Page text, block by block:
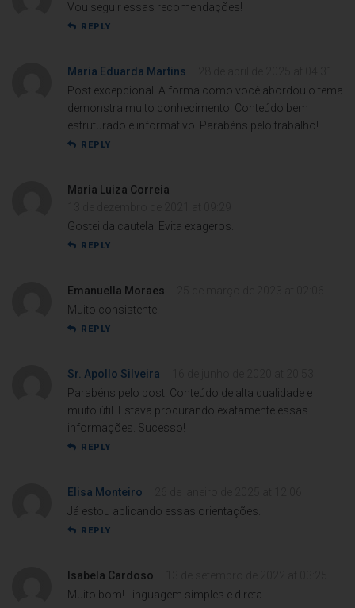
Vou seguir essas recomendações!
REPLY
Maria Eduarda Martins
Post excepcional! A forma como você abordou o tema
demonstra muito conhecimento. Conteúdo bem
estruturado e informativo. Parabéns pelo trabalho!
REPLY
Maria Luiza Correia
Gostei da cautela! Evita exageros.
REPLY
Emanuella Moraes
Muito consistente!
REPLY
Sr. Apollo Silveira
Parabéns pelo post! Conteúdo de alta qualidade e
muito útil. Estava procurando exatamente essas
informações. Sucesso!
REPLY
Elisa Monteiro
Já estou aplicando essas orientações.
REPLY
Isabela Cardoso
Muito bom! Linguagem simples e direta.